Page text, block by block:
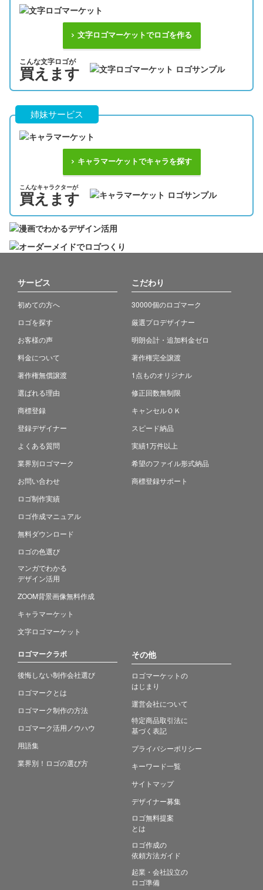
文字ロゴマーケットでロゴを作る
こんな文字ロゴが
買えます
姉妹サービス
キャラマーケットでキャラを探す
こんなキャラクターが
買えます
サービス
初めての方へ
ロゴを探す
お客様の声
料金について
著作権無償譲渡
選ばれる理由
商標登録
登録デザイナー
よくある質問
業界別ロゴマーク
お問い合わせ
ロゴ制作実績
ロゴ作成マニュアル
無料ダウンロード
ロゴの色選び
マンガでわかる
デザイン活用
ZOOM背景画像無料作成
キャラマーケット
文字ロゴマーケット
こだわり
30000個のロゴマーク
厳選プロデザイナー
明朗会計・追加料金ゼロ
著作権完全譲渡
1点ものオリジナル
修正回数無制限
キャンセルＯＫ
スピード納品
実績1万件以上
希望のファイル形式納品
商標登録サポート
ロゴマークラボ
後悔しない制作会社選び
ロゴマークとは
ロゴマーク制作の方法
ロゴマーク活用ノウハウ
用語集
業界別！ロゴの選び方
その他
ロゴマーケットの
はじまり
運営会社について
特定商品取引法に
基づく表記
プライバシーポリシー
キーワード一覧
サイトマップ
デザイナー募集
ロゴ無料提案
とは
ロゴ作成の
依頼方法ガイド
起業・会社設立の
ロゴ準備